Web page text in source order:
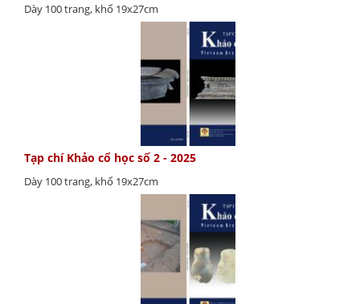
Dày 100 trang, khổ 19x27cm
Tạp chí Khảo cổ học số 2 - 2025
Dày 100 trang, khổ 19x27cm